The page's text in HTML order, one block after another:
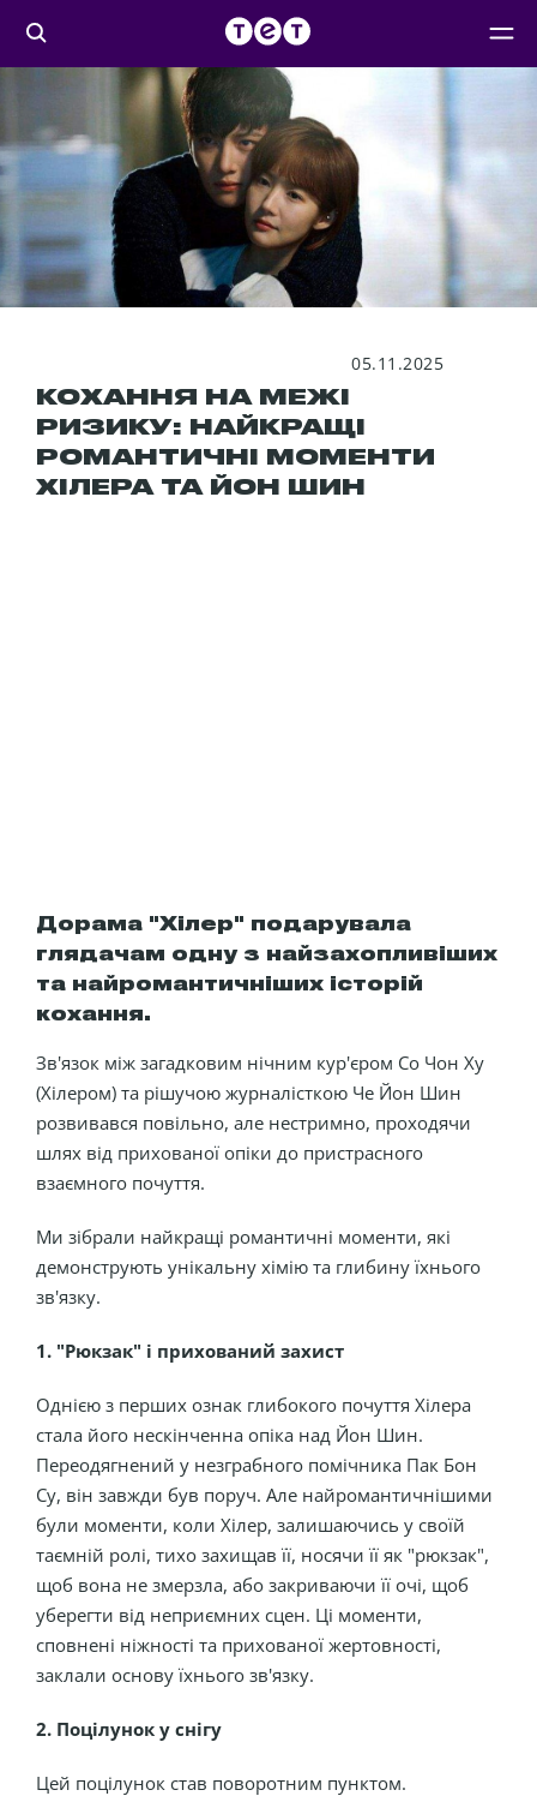
05.11.2025
КОХАННЯ НА МЕЖІ
РИЗИКУ: НАЙКРАЩІ
РОМАНТИЧНІ МОМЕНТИ
ХІЛЕРА ТА ЙОН ШИН
Дорама "Хілер" подарувала
глядачам одну з найзахопливіших
та найромантичніших історій
кохання.
Зв'язок між загадковим нічним кур'єром Со Чон Ху
(Хілером) та рішучою журналісткою Че Йон Шин
розвивався повільно, але нестримно, проходячи
шлях від прихованої опіки до пристрасного
взаємного почуття.
Ми зібрали найкращі романтичні моменти, які
демонструють унікальну хімію та глибину їхнього
зв'язку.
1. "Рюкзак" і прихований захист
Однією з перших ознак глибокого почуття Хілера
стала його нескінченна опіка над Йон Шин.
Переодягнений у незграбного помічника Пак Бон
Су, він завжди був поруч. Але найромантичнішими
були моменти, коли Хілер, залишаючись у своїй
таємній ролі, тихо захищав її, носячи її як "рюкзак",
щоб вона не змерзла, або закриваючи її очі, щоб
уберегти від неприємних сцен. Ці моменти,
сповнені ніжності та прихованої жертовності,
заклали основу їхнього зв'язку.
2. Поцілунок у снігу
Цей поцілунок став поворотним пунктом.